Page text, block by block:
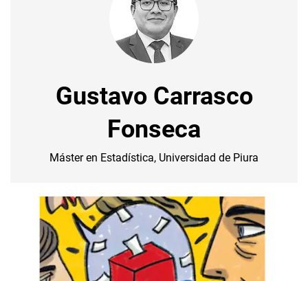
Gustavo Carrasco
Fonseca
Máster en Estadística, Universidad de Piura